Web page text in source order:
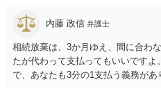
内藤 政信 弁護士
相続放棄は、3か月ゆえ、間に合わ
たが代わって支払ってもいいです
で、あなたも3分の1支払う義務が